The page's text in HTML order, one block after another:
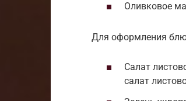
Оливковое
Для оформления
Салат
салат